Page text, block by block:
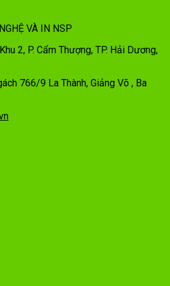
VÀ IN NSP
2, P. Cẩm Thượng, TP. Hải Dương,
766/9 La Thành, Giảng Võ , Ba